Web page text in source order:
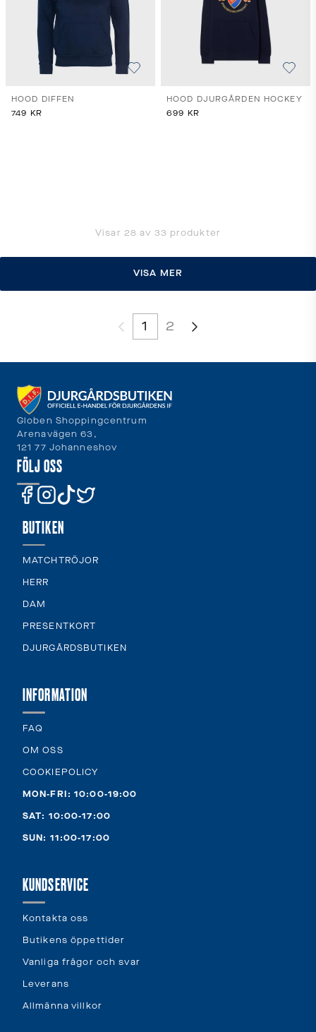
HOOD DIFFEN
749 KR
HOOD DJURGÅRDEN HOCKEY
699 KR
Visar 28 av 33 produkter
VISA MER
1 2
Globen Shoppingcentrum
Arenavägen 63,
121 77 Johanneshov
FÖLJ OSS
BUTIKEN
MATCHTRÖJOR
HERR
DAM
PRESENTKORT
DJURGÅRDSBUTIKEN
INFORMATION
FAQ
OM OSS
COOKIEPOLICY
MON-FRI: 10:00-19:00
SAT: 10:00-17:00
SUN: 11:00-17:00
KUNDSERVICE
Kontakta oss
Butikens öppettider
Vanliga frågor och svar
Leverans
Allmänna villkor